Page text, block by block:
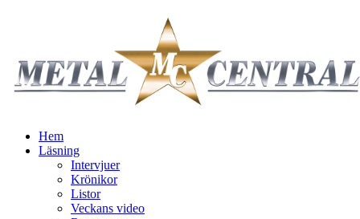
Hem
Läsning
Intervjuer
Krönikor
Listor
Veckans video